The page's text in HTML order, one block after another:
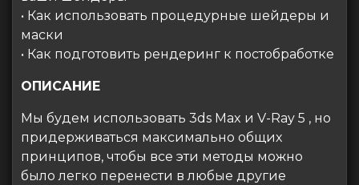
• Как использовать процедурные шейдеры и
маски
• Как подготовить рендеринг к постобработке
ОПИСАНИЕ
Мы будем использовать 3ds Max и V-Ray 5 , но
придерживаться максимально общих
принципов, чтобы все эти методы можно
было легко перенести в любые другие